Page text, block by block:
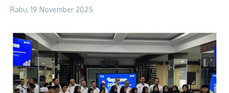
Rabu, 19 November 2025